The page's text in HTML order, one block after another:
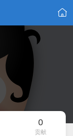
0
贡献